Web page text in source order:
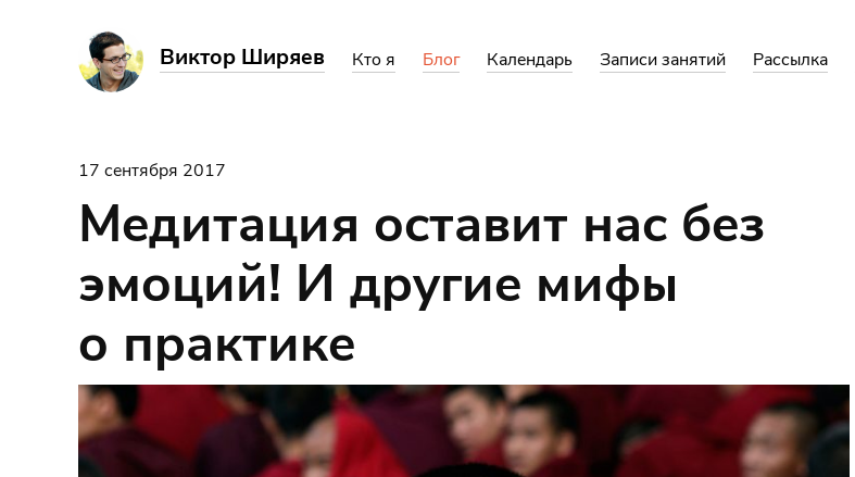
Виктор Ширяев Кто я Блог Календарь Записи занятий Рассылка
17 сентября 2017
Медитация оставит нас без
эмоций! И другие мифы
о практике